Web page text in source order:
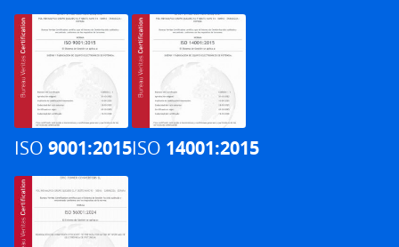
ISO 9001:2015ISO 14001:2015